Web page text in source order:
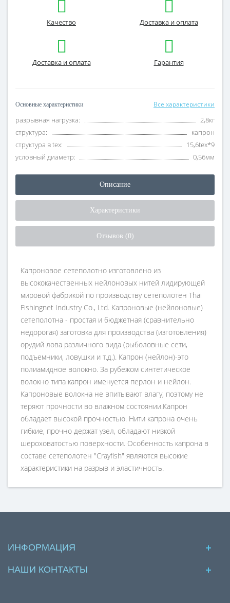
Качество Доставка и оплата
Доставка и оплата Гарантия
Основные характеристики Все характеристики
разрывная нагрузка:
2,8кг
структура:
капрон
структура в tex:
15,6tex*9
условный диаметр:
0,56мм
Описание
Характеристики
Отзывов (0)
Капроновое сетеполотно изготовлено из
высококачественных нейлоновых нитей лидирующей
мировой фабрикой по производству сетеполотен Thai
Fishingnet Industry Co., Ltd. Капроновые (нейлоновые)
сетеполотна - простая и бюджетная (сравнительно
недорогая) заготовка для производства (изготовления)
орудий лова различного вида (рыболовные сети,
подъемники, ловушки и т.д.). Капрон (нейлон)-это
полиамидное волокно. За рубежом синтетическое
волокно типа капрон именуется перлон и нейлон.
Капроновые волокна не впитывают влагу, поэтому не
теряют прочности во влажном состоянии.Капрон
обладает высокой прочностью. Нити капрона очень
гибкие, прочно держат узел, обладают низкой
шероховатостью поверхности. Особенность капрона в
составе сетеполотен "Crayfish" являются высокие
характеристики на разрыв и эластичность.
ИНФОРМАЦИЯ
НАШИ КОНТАКТЫ